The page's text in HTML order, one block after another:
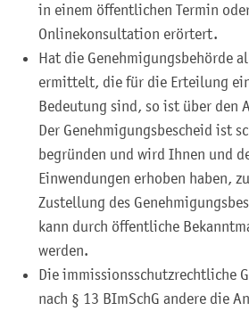
in einem öffentlichen Termin
Onlinekonsultation erörtert.
Hat die Genehmigungsbehörde
ermittelt, die für die Erteilung
Bedeutung sind, so ist über den
Der Genehmigungsbescheid ist
begründen und wird Ihnen und
Einwendungen erhoben haben,
Zustellung des
kann durch öffentliche
werden.
Die immissionsschutzrechtliche
nach § 13 BImSchG andere die